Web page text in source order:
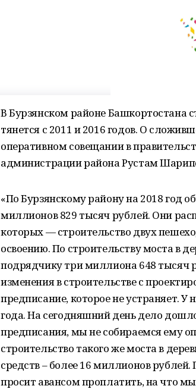
В Бурзянском районе Башкортостана
тянется с 2011 и 2016 годов. О
оперативном совещании в
администрации района Рустам
«По Бурзянскому району на 2018 год
миллионов 829 тысяч рублей. Они
которых — строительство двух
освоению. По строительству моста в
подрядчику три миллиона 648 тысяч
изменения в строительстве с
предписание, которое не устраняет. У
года. На сегодняшний день дело
предписания, мы не собираемся ему
строительство такого же моста в
средств – более 16 миллионов
просит авансом проплатить, на что